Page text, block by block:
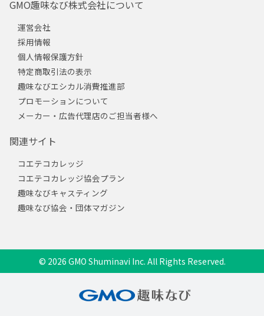
GMO趣味なび株式会社について
運営会社
採用情報
個人情報保護方針
特定商取引法の表示
趣味なびエシカル消費推進部
プロモーションについて
メーカー・広告代理店のご担当者様へ
関連サイト
コエテコカレッジ
コエテコカレッジ協会プラン
趣味なびキャスティング
趣味なび協会・団体マガジン
© 2026 GMO Shuminavi Inc. All Rights Reserved.